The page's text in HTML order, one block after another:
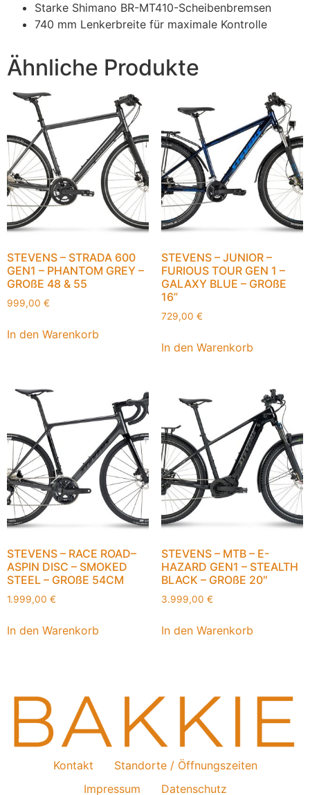
Starke Shimano BR-MT410-Scheibenbremsen
740 mm Lenkerbreite für maximale Kontrolle
Ähnliche Produkte
STEVENS – STRADA 600
GEN1 – PHANTOM GREY –
GROßE 48 & 55
999,00 €
In den Warenkorb
STEVENS – JUNIOR –
FURIOUS TOUR GEN 1 –
GALAXY BLUE – GROßE
16”
729,00 €
In den Warenkorb
STEVENS – RACE ROAD–
ASPIN DISC – SMOKED
STEEL – GROßE 54CM
1.999,00 €
In den Warenkorb
STEVENS – MTB – E-
HAZARD GEN1 – STEALTH
BLACK – GROßE 20″
3.999,00 €
In den Warenkorb
Kontakt
Standorte / Öffnungszeiten
Impressum
Datenschutz